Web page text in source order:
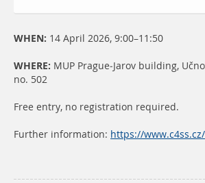
WHEN: 14 April 2026, 9:00–11:50
WHERE: MUP Prague-Jarov building,
no. 502
Free entry, no registration required.
Further information: https://www.c4ss.cz/